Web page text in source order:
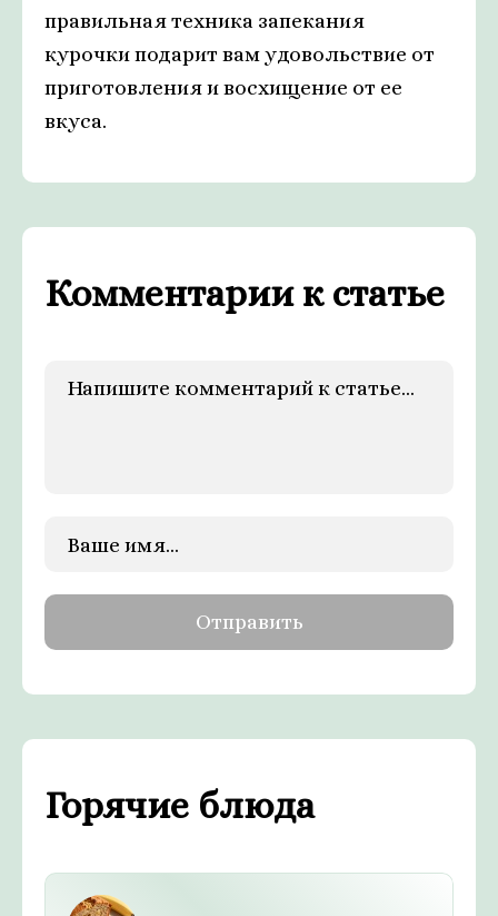
правильная техника запекания
курочки подарит вам удовольствие от
приготовления и восхищение от ее
вкуса.
Комментарии к статье
Горячие блюда